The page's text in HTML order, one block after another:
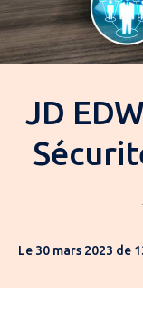
JD
Le 30 mars 2023 de